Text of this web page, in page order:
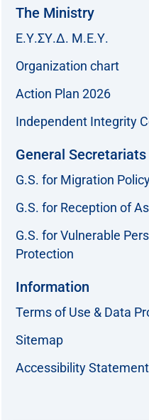
The Ministry
Ε.Υ.ΣΥ.Δ. Μ.Ε.Υ.
Organization chart
Action Plan 2026
Independent Integrity
General Secretariats
G.S. for Migration
G.S. for Reception of
G.S. for Vulnerable
Protection
Information
Terms of Use & Data
Sitemap
Accessibility Statement